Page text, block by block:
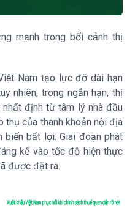
mạnh trong bối cảnh thị
Nam tạo lực đỡ dài hạn
nhiên, trong ngắn hạn, thị
định từ tâm lý nhà đầu
thụ của thanh khoản nội địa
biến bất lợi. Giai đoạn phát
kể vào tốc độ hiện thực
được đặt ra.